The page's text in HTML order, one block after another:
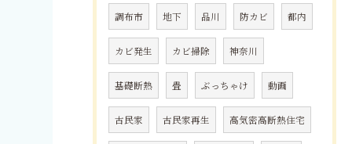
調布市 地下 品川 防カビ 都内
カビ発生 カビ掃除 神奈川
基礎断熱 畳 ぶっちゃけ 動画
古民家 古民家再生 高気密高断熱住宅